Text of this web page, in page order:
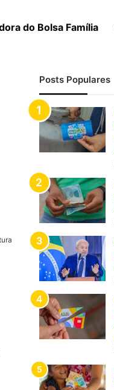
do Bolsa Família
Posts Populares